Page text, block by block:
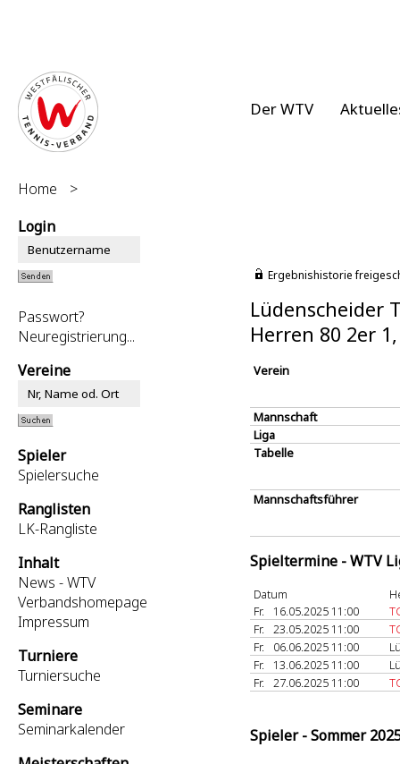
Der WTV
Home
>
Login
Passwort?
Neuregistrierung...
Vereine
Spieler
Spielersuche
Ranglisten
LK-Rangliste
Inhalt
News - WTV
Verbandshomepage
Impressum
Turniere
Turniersuche
Seminare
Seminarkalender
Ergebnishistorie
Lüdenscheider
Herren 80 2er
Verein
Mannschaft
Liga
Tabelle
Mannschaftsführer
Spieltermine - WTV
Datum
Fr.
16.05.2025 11:00
Fr.
23.05.2025 11:00
Fr.
06.06.2025 11:00
Fr.
13.06.2025 11:00
Fr.
27.06.2025 11:00
Spieler - Sommer